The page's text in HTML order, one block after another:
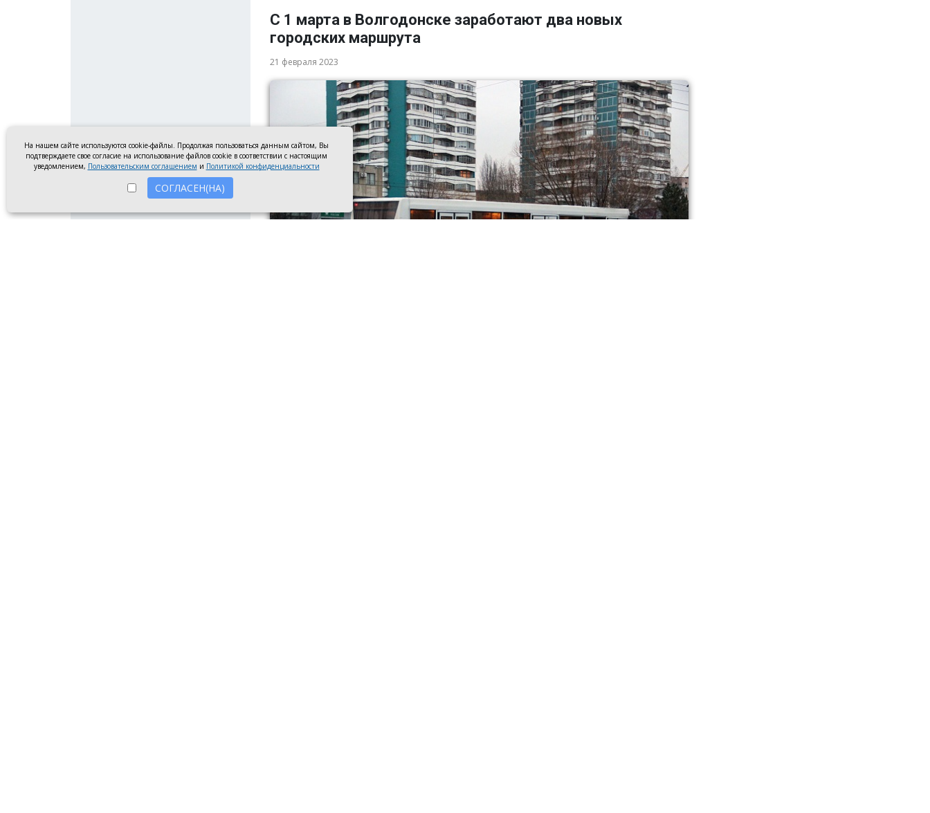
С 1 марта в Волгодонске заработают два новых
городских маршрута
21 февраля 2023
На нашем сайте используются cookie-файлы. Продолжая пользоваться данным сайтом, Вы
подтверждаете свое согласие на использование файлов cookie в соответствии с настоящим
уведомлением, Пользовательским соглашением и Политикой конфиденциальности
СОГЛАСЕН(НА)